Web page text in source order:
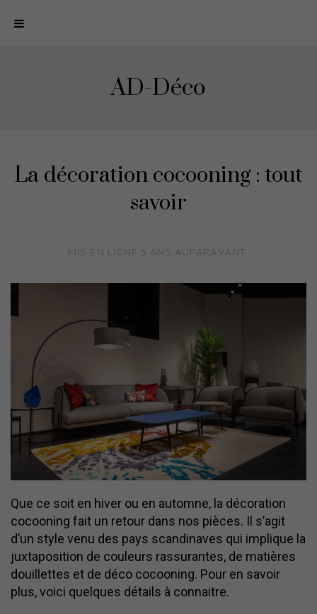
N
n
AD-Déco
La décoration cocooning : tout
savoir
MIS EN LIGNE 5 ANS AUPARAVANT
Que ce soit en hiver ou en automne, la décoration
cocooning fait un retour dans nos pièces. Il s’agit
d’un style venu des pays scandinaves qui implique la
juxtaposition de couleurs rassurantes, de matières
douillettes et de déco cocooning. Pour en savoir
plus, voici quelques détails à connaitre.